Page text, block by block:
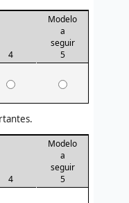
4
Modelo
a
seguir
5
4
Modelo
a
seguir
5